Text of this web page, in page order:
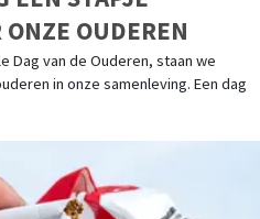
OUDEREN
Dag van de Ouderen, staan we
in onze samenleving. Een dag